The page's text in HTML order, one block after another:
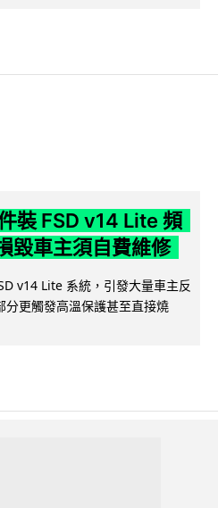
裝 FSD v14 Lite 頻
毀車主須自費維修
v14 Lite 系統，引發大量車主反
分更觸發高溫保護甚至直接燒